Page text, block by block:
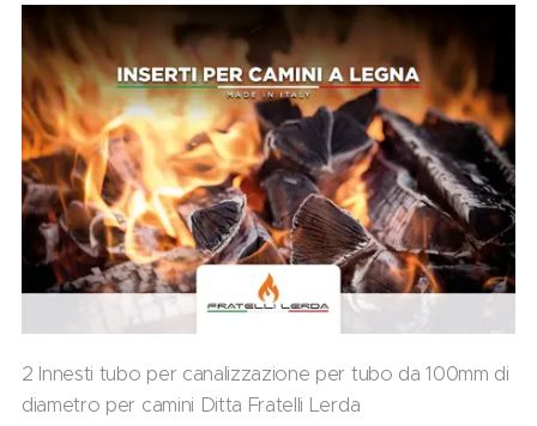
2 Innesti tubo per canalizzazione per tubo da 100mm di
diametro per camini Ditta Fratelli Lerda